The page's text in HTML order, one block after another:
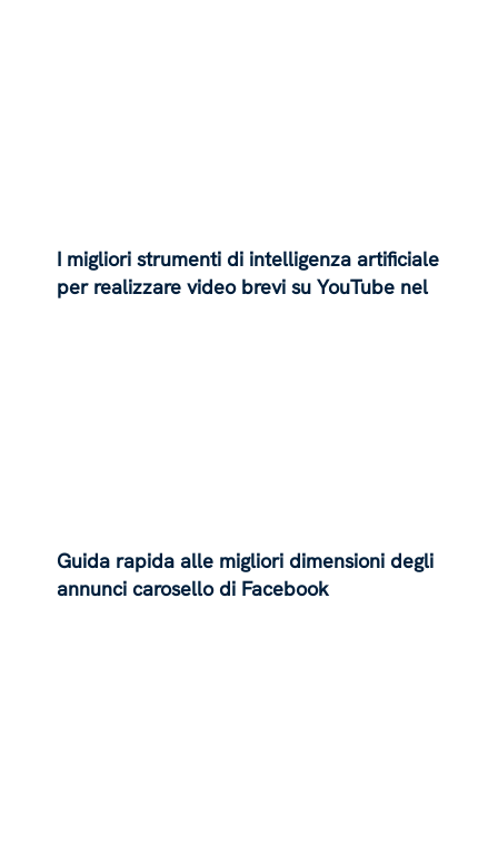
I migliori strumenti di intelligenza artificiale
per realizzare video brevi su YouTube nel
Guida rapida alle migliori dimensioni degli
annunci carosello di Facebook